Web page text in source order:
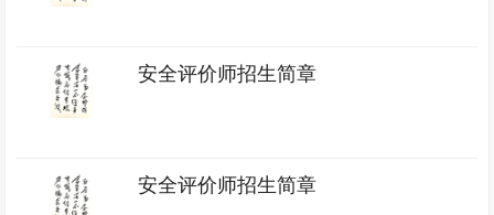
安全评价师招生简章
安全评价师招生简章